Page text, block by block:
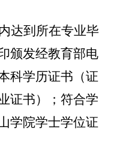
达到所在专业毕
颁发经教育部电
科学历证书（证
证书）；符合学
学院学士学位证